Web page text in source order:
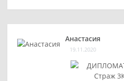
Анастасия
19.11.2020